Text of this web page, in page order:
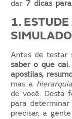
dar 7 dicas
1.
SIMULADO
Antes de testar
saber o que cai.
apostilas,
mas a
de você. Desta
para
precisar, a